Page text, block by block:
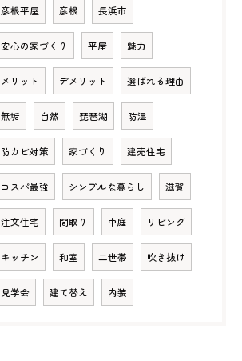
彦根平屋 彦根 長浜市
安心の家づくり 平屋 魅力
メリット デメリット 選ばれる理由
無垢 自然 琵琶湖 防湿
防カビ対策 家づくり 建売住宅
コスパ最強 シンプルな暮らし 滋賀
注文住宅 間取り 中庭 リビング
キッチン 和室 二世帯 吹き抜け
見学会 建て替え 内装